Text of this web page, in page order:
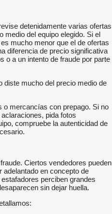
detenidamente varias ofertas
medio del equipo elegido. Si el
mucho menor que el de ofertas
diferencia de precio significativa
o a un intento de fraude por parte
diste mucho del precio medio de
mercancías con prepago. Si no
pida fotos
compruebe la autenticidad de
Ciertos vendedores pueden
adelantado en concepto de
perciben grandes
sin dejar huella.